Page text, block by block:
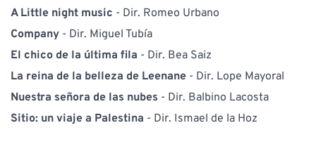
A Little night music - Dir. Romeo Urbano
Company - Dir. Miguel Tubía
El chico de la última fila - Dir. Bea Saiz
La reina de la belleza de Leenane - Dir. Lope Mayoral
Nuestra señora de las nubes - Dir. Balbino Lacosta
Sitio: un viaje a Palestina - Dir. Ismael de la Hoz